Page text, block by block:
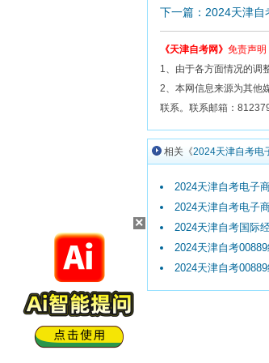
×
下一篇：2024天津自
《天津自考网》 免责声明
1、由于各方面情况的调
2、本网信息来源为其他
联系。联系邮箱：
相关《2024天津自考电
2024天津自考电子
2024天津自考电子
2024天津自考国际
2024天津自考
2024天津自考